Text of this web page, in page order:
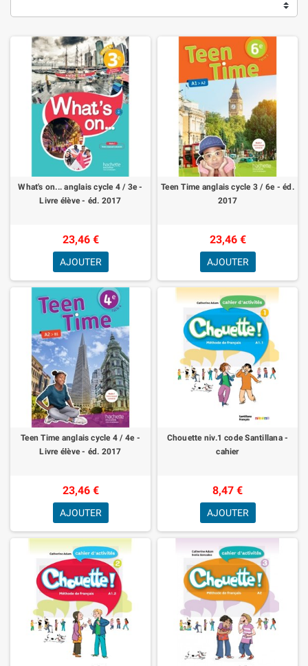
What's on... anglais cycle 4 / 3e -
Livre élève - éd. 2017
23,46 €
AJOUTER
Teen Time anglais cycle 3 / 6e - éd.
2017
23,46 €
AJOUTER
Teen Time anglais cycle 4 / 4e -
Livre élève - éd. 2017
23,46 €
AJOUTER
Chouette niv.1 code Santillana -
cahier
8,47 €
AJOUTER